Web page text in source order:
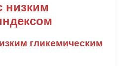
низким
гликемическим